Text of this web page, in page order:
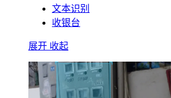
文本识别
收银台
展开 收起